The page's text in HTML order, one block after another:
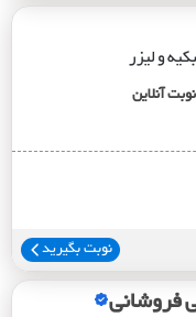
و لیزر
نوبت آنلاین
نوبت بگیرید
فروشانی